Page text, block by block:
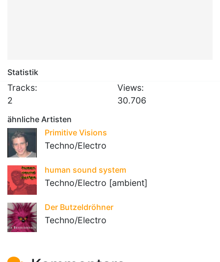
Statistik
Tracks:
2
Views:
30.706
ähnliche Artisten
Primitive Visions
Techno/Electro
human sound system
Techno/Electro [ambient]
Der Butzeldröhner
Techno/Electro